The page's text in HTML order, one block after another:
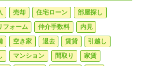
売却 住宅ローン
部屋探し
フォーム 仲介手数料
内見
空き家 退去 賃貸
引越し
マンション 間取り
家賃